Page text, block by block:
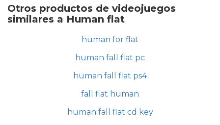
Otros productos de videojuegos
similares a Human flat
human for flat
human fall flat pc
human fall flat ps4
fall flat human
human fall flat cd key